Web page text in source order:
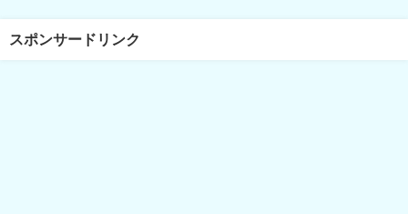
スポンサードリンク